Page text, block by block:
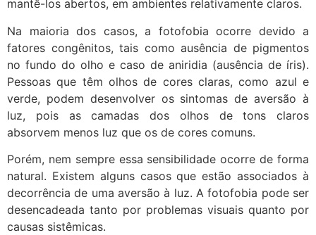
mantê-los abertos, em ambientes relativamente claros.
Na maioria dos casos, a fotofobia ocorre devido a
fatores congênitos, tais como ausência de pigmentos
no fundo do olho e caso de aniridia (ausência de íris).
Pessoas que têm olhos de cores claras, como azul e
verde, podem desenvolver os sintomas de aversão à
luz, pois as camadas dos olhos de tons claros
absorvem menos luz que os de cores comuns.
Porém, nem sempre essa sensibilidade ocorre de forma
natural. Existem alguns casos que estão associados à
decorrência de uma aversão à luz. A fotofobia pode ser
desencadeada tanto por problemas visuais quanto por
causas sistêmicas.